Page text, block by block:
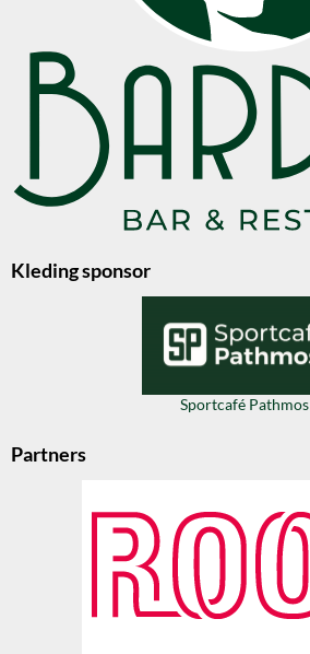
Kleding sponsor
Sportcafé Pathmos
Partners